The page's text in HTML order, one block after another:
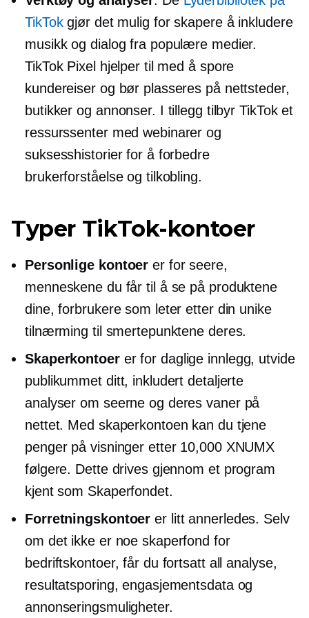
TikTokgjør det mulig for skapere å inkludere
musikk og dialog fra populære medier.
TikTok Pixel hjelper til med å spore
kundereiser og bør plasseres på nettsteder,
butikker og annonser. I tillegg tilbyr TikTok et
ressurssenter med webinarer og
suksesshistorier for å forbedre
brukerforståelse og tilkobling.
Typer TikTok-kontoer
Personlige kontoer er for seere,
menneskene du får til å se på produktene
dine, forbrukere som leter etter din unike
tilnærming til smertepunktene deres.
Skaperkontoerer for daglige innlegg, utvide
publikummet ditt, inkludert detaljerte
analyser om seerne og deres vaner på
nettet. Med skaperkontoen kan du tjene
penger på visninger etter 10,000 XNUMX
følgere. Dette drives gjennom et program
kjent som Skaperfondet.
Forretningskontoer er litt annerledes. Selv
om det ikke er noe skaperfond for
bedriftskontoer, får du fortsatt all analyse,
resultatsporing, engasjementsdata og
annonseringsmuligheter.